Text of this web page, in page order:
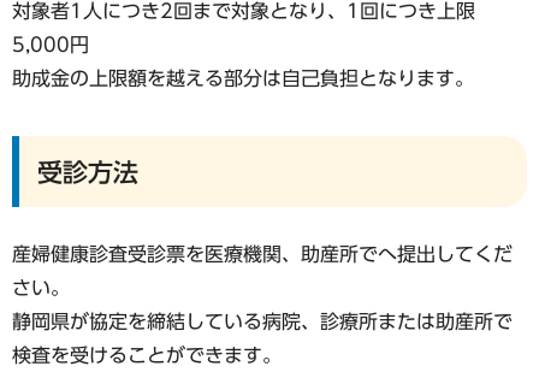
対象者1人につき2回まで対象となり、1回につき上限
5,000円
助成金の上限額を越える部分は自己負担となります。
受診方法
産婦健康診査受診票を医療機関、助産所でへ提出してくだ
さい。
静岡県が協定を締結している病院、診療所または助産所で
検査を受けることができます。